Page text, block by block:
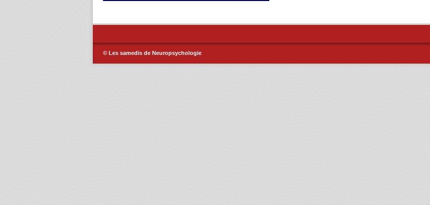
© Les samedis de Neuropsychologie